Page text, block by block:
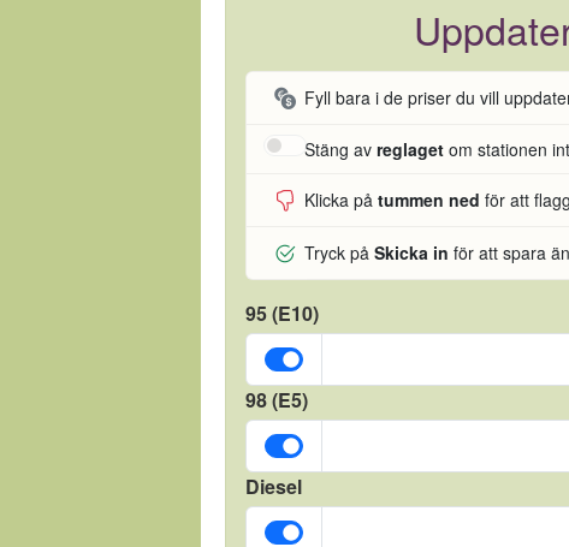
Fyll bara i de priser du vill
Stäng av reglaget om stationen
Klicka på tummen ned för att
Tryck på Skicka in för att spara
95 (E10)
98 (E5)
Diesel